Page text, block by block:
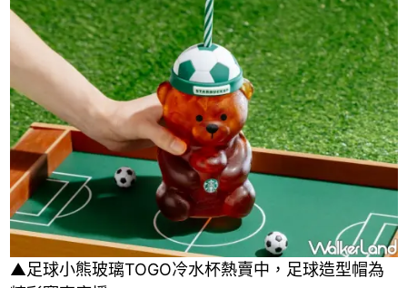
▲足球小熊玻璃TOGO冷水杯熱賣中，足球造型帽為